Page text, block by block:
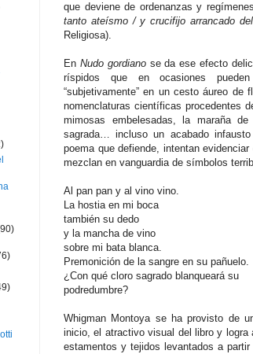
que deviene de ordenanzas y
tanto ateísmo / y crucifijo arrancado
Religiosa).
En Nudo gordianose da ese efecto
ríspidos que en ocasiones
“subjetivamente” en un cesto áureo
nomenclaturas científicas procedentes
mimosas embelesadas, la maraña
sagrada… incluso un acabado
poema que defiende, intentan
mezclan en vanguardia de símbolos
Al pan pan y al vino vino.
La hostia en mi boca
también su dedo
y la mancha de vino
sobre mi bata blanca.
Premonición de la sangre en su pañuelo.
¿Con qué cloro sagrado blanqueará su
podredumbre?
Whigman Montoya se ha provisto de
inicio, el atractivo visual del libro y
estamentos y tejidos levantados a